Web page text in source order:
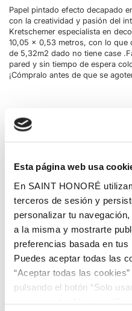
Esta página web usa
En SAINT HONORÉ
terceros de sesión y
personalizar tu
a la misma y mostrarte
preferencias basada en tus
Puedes aceptar todas las
“Aceptar todas las
pulsando el botón “Solo
Papel pintado efecto decapado
con la creatividad y pasión del
Kretschemer especialista en
10,05 x 0,53 metros, con lo que
de 5,32m2 dado no tiene case
pared y sin tiempo de espera
¡Cómpralo antes de que se